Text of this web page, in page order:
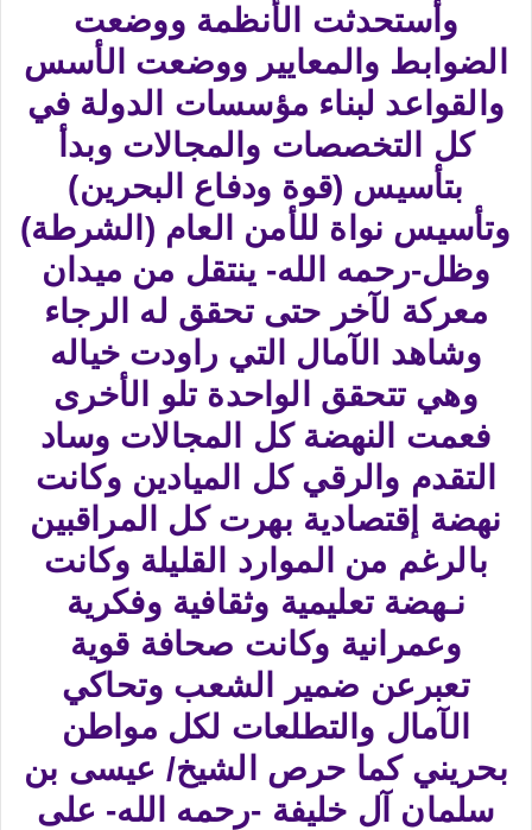
وأستحدثت الأنظمة ووضعت
الضوابط والمعايير ووضعت الأسس
والقواعد لبناء مؤسسات الدولة في
كل التخصصات والمجالات وبدأ
بتأسيس (قوة ودفاع البحرين)
وتأسيس نواة للأمن العام (الشرطة)
وظل-رحمه الله- ينتقل من ميدان
معركة لآخر حتى تحقق له الرجاء
وشاهد الآمال التي راودت خياله
وهي تتحقق الواحدة تلو الأخرى
فعمت النهضة كل المجالات وساد
التقدم والرقي كل الميادين وكانت
نهضة إقتصادية بهرت كل المراقبين
بالرغم من الموارد القليلة وكانت
نـهضة تعليمية وثقافية وفكرية
وعمرانية وكانت صحافة قوية
تعبرعن ضمير الشعب وتحاكي
الآمال والتطلعات لكل مواطن
بحريني كما حرص الشيخ/ عيسى بن
سلمان آل خليفة -رحمه الله- على